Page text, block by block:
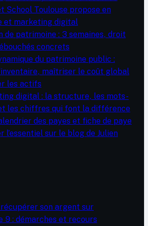
School Toulouse propose en
et marketing digital
de patrimoine : 3 semaines, droit
concrets
du patrimoine public :
maîtriser le coût global
les actifs
digital : la structure, les mots-
les chiffres qui font la différence
des payes et fiche de paye
l’essentiel sur le blog de Julien
son argent sur
9 : démarches et recours